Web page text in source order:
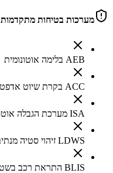
מערכות בטיחות מתקדמות
AEB בלימה אוטונומית
ACC בקרת שיוט אדפטיבית
ISA מערכת הגבלה אוטומטית למהירות הרכב
LDWS זיהוי סטיה מנתיב
BLIS התראת רכב בשטח מת